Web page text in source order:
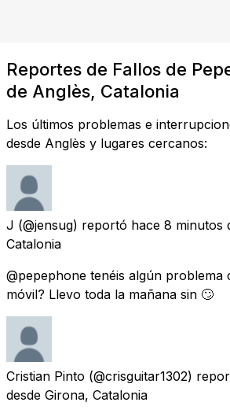
Reportes de Fallos de
de Anglès, Catalonia
Los últimos problemas e
desde Anglès y lugares cercanos:
J (@jensug) reportó hace 8 minutos
Catalonia
@pepephone tenéis algún
móvil? Llevo toda la mañana sin 🙄
Cristian Pinto (@crisguitar1302)
desde Girona, Catalonia